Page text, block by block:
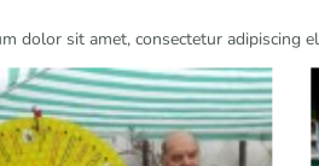
dolor sit amet, consectetur adipiscing